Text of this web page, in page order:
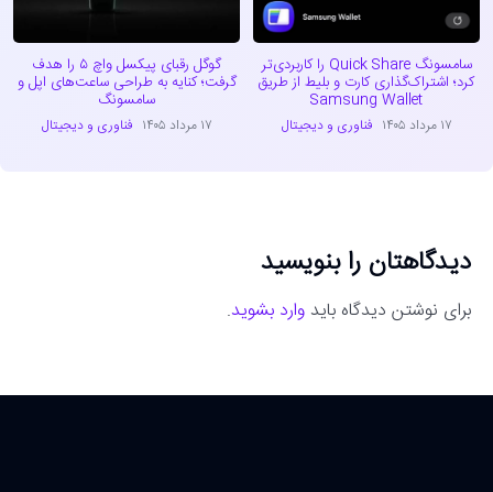
سامسونگ Quick Share را کاربردی‌تر
کرد؛ اشتراک‌گذاری کارت و بلیط از طریق
Samsung Wallet
۱۷ مرداد ۱۴۰۵ فناوری و دیجیتال
گوگل رقبای پیکسل واچ ۵ را هدف
گرفت؛ کنایه به طراحی ساعت‌های اپل و
سامسونگ
۱۷ مرداد ۱۴۰۵ فناوری و دیجیتال
دیدگاهتان را بنویسید
برای نوشتن دیدگاه باید وارد بشوید.